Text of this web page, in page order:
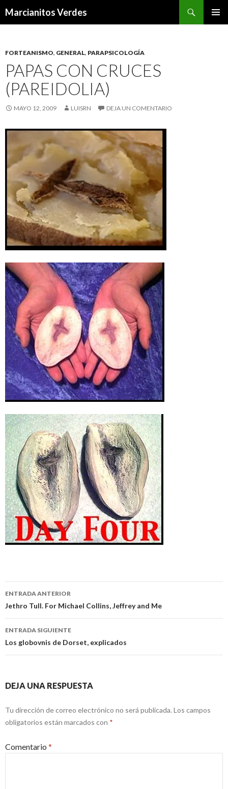
Marcianitos Verdes
FORTEANISMO, GENERAL, PARAPSICOLOGÍA
PAPAS CON CRUCES
(PAREIDOLIA)
MAYO 12, 2009 LUISRN DEJA UN COMENTARIO
Navegación
de
entradas
ENTRADA ANTERIOR
Jethro Tull. For Michael Collins, Jeffrey and Me
ENTRADA SIGUIENTE
Los globovnis de Dorset, explicados
DEJA UNA RESPUESTA
Tu dirección de correo electrónico no será publicada. Los campos
obligatorios están marcados con *
Comentario *